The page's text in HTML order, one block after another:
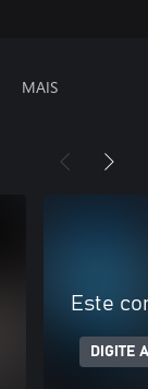
MAIS
Este
DIGITE